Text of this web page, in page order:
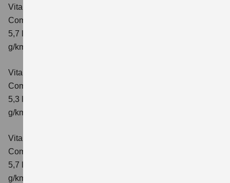
Vitara 1.4 BOOSTERJET HYBRID AT
Comfort
5,7 l/100 km; kombinierter Wert der CO₂-Emission: 129
g/km; CO₂-Klasse: D
Vitara 1.4 BOOSTERJET HYBRID
Comfort+
5,3 l/100km; kombinierter Wert der CO₂-Emission: 120
g/km; CO₂-Klasse: D
Vitara 1.4 BOOSTERJET HYBRID AT
Comfort+
5,7 l/100km; kombinierter Wert der CO₂-Emission: 130
g/km; CO₂-Klasse: D